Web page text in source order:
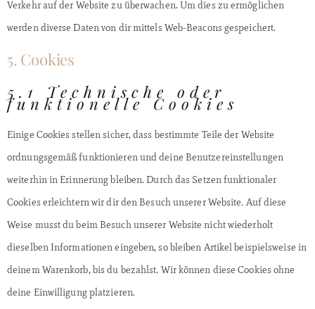
Verkehr auf der Website zu überwachen. Um dies zu ermöglichen
werden diverse Daten von dir mittels Web-Beacons gespeichert.
5. Cookies
5.1 Technische oder
funktionelle Cookies
Einige Cookies stellen sicher, dass bestimmte Teile der Website
ordnungsgemäß funktionieren und deine Benutzereinstellungen
weiterhin in Erinnerung bleiben. Durch das Setzen funktionaler
Cookies erleichtern wir dir den Besuch unserer Website. Auf diese
Weise musst du beim Besuch unserer Website nicht wiederholt
dieselben Informationen eingeben, so bleiben Artikel beispielsweise in
deinem Warenkorb, bis du bezahlst. Wir können diese Cookies ohne
deine Einwilligung platzieren.